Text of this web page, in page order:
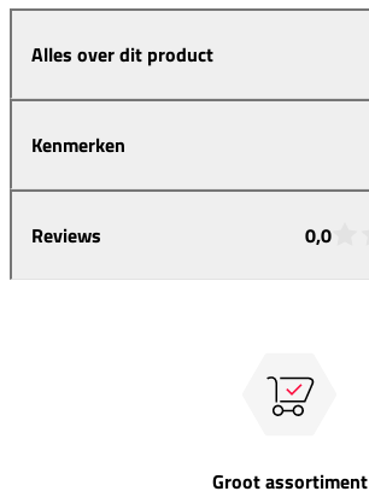
Alles over dit product
Kenmerken
Reviews 0,0
Groot assortiment